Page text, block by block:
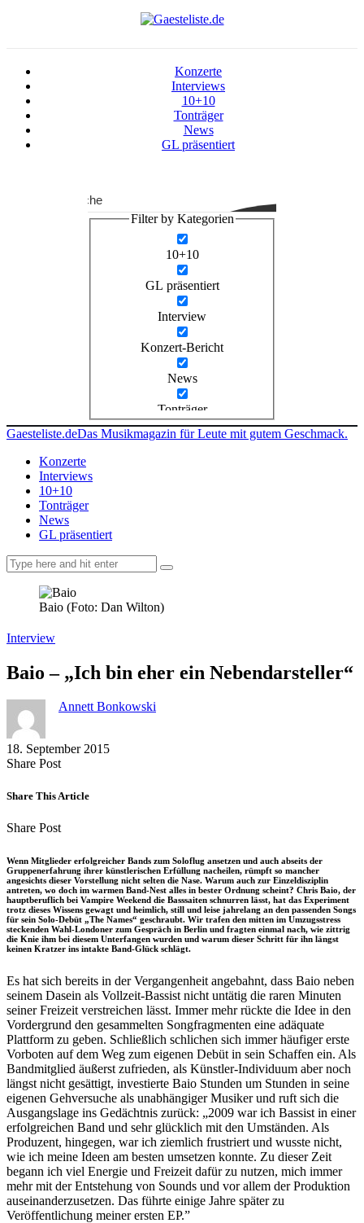
Konzerte
Interviews
10+10
Tonträger
News
GL präsentiert
Suche
Filter by Kategorien
10+10
GL präsentiert
Interview
Konzert-Bericht
News
Tonträger
Gaesteliste.deDas Musikmagazin für Leute mit gutem Geschmack.
Konzerte
Interviews
10+10
Tonträger
News
GL präsentiert
Baio (Foto: Dan Wilton)
Interview
Baio – „Ich bin eher ein Nebendarsteller“
Annett Bonkowski
18. September 2015
Share PostShare
Facebook
Copy
to
Send
via
Share This Article
Share PostShare
Facebook
Copy
to
clipboard
Send
via
eMail
Wenn Mitglieder erfolgreicher Bands zum Soloflug ansetzen und auch abseits der
Gruppenerfahrung ihrer künstlerischen Erfüllung nacheilen, rümpft so mancher
angesichts dieser Vorstellung nicht selten die Nase. Warum auch zur Einzeldisziplin
antreten, wo doch im warmen Band-Nest alles in bester Ordnung scheint? Chris Baio, der
hauptberuflich bei Vampire Weekend die Basssaiten schnurren lässt, hat das Experiment
trotz dieses Wissens gewagt und heimlich, still und leise jahrelang an den passenden Songs
für sein Solo-Debüt „The Names“ geschraubt. Wir trafen den mitten im Umzugsstress
steckenden Wahl-Londoner zum Gespräch in Berlin und fragten einmal nach, wie zittrig
die Knie ihm bei diesem Unterfangen wurden und warum dieser Schritt für ihn längst
keinen Kratzer ins intakte Band-Glück schlägt.
Es hat sich bereits in der Vergangenheit angebahnt, dass Baio neben
seinem Dasein als Vollzeit-Bassist nicht untätig die raren Minuten
seiner Freizeit verstreichen lässt. Immer mehr rückte die Idee in den
Vordergrund den gesammelten Songfragmenten eine adäquate
Plattform zu geben. Schließlich schlichen sich immer häufiger erste
Vorboten auf dem Weg zum eigenen Debüt in sein Schaffen ein. Als
Bandmitglied äußerst zufrieden, als Künstler-Individuum aber noch
längst nicht gesättigt, investierte Baio Stunden um Stunden in seine
eigenen Gehversuche als unabhängiger Musiker und ruft sich die
Ausgangslage ins Gedächtnis zurück: „2009 war ich Bassist in einer
erfolgreichen Band und sehr glücklich mit den Umständen. Als
Produzent, hingegen, war ich ziemlich frustriert und wusste nicht,
wie ich meine Ideen am besten umsetzen konnte. Zu dieser Zeit
begann ich viel Energie und Freizeit dafür zu nutzen, mich immer
mehr mit der Entstehung von Sounds und vor allem der Produktion
auseinanderzusetzen. Das führte einige Jahre später zu
Veröffentlichung meiner ersten EP.”